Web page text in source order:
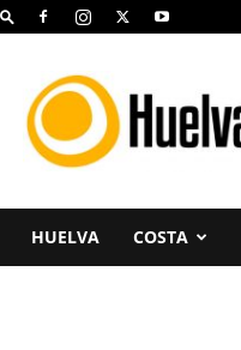
Huelva
Costa
HUELVA COSTA